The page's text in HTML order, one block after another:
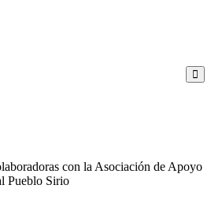
con la Asociación de Apoyo
Pueblo Sirio